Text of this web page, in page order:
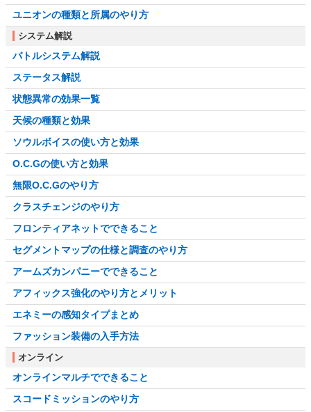
ユニオンの種類と所属のやり方
システム解説
バトルシステム解説
ステータス解説
状態異常の効果一覧
天候の種類と効果
ソウルボイスの使い方と効果
O.C.Gの使い方と効果
無限O.C.Gのやり方
クラスチェンジのやり方
フロンティアネットでできること
セグメントマップの仕様と調査のやり方
アームズカンパニーでできること
アフィックス強化のやり方とメリット
エネミーの感知タイプまとめ
ファッション装備の入手方法
オンライン
オンラインマルチでできること
スコードミッションのやり方